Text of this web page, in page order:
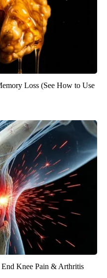
Loss (See How to Use
Knee Pain & Arthritis